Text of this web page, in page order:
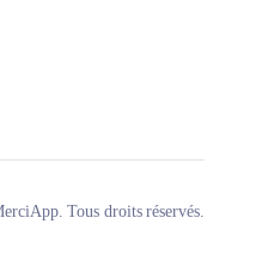
Tous droits réservés.